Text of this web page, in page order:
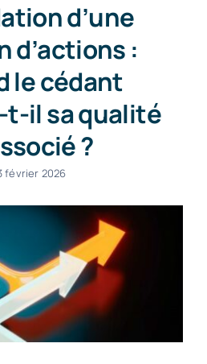
d’une
d’actions :
le cédant
il sa qualité
?
février 2026